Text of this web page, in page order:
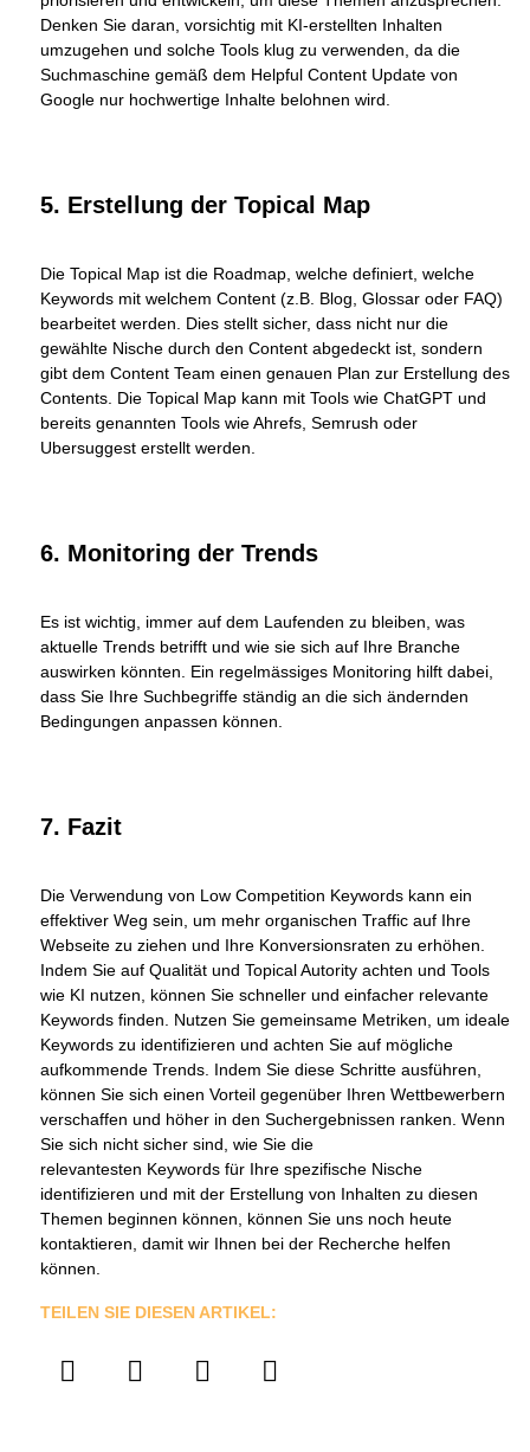
Denken Sie daran, vorsichtig mit KI-erstellten Inhalten
umzugehen und solche Tools klug zu verwenden, da die
Suchmaschine gemäß dem Helpful Content Update von
Google nur hochwertige Inhalte belohnen wird.
5. Erstellung der Topical Map
Die Topical Map ist die Roadmap, welche definiert, welche
Keywords mit welchem Content (z.B. Blog, Glossar oder FAQ)
bearbeitet werden. Dies stellt sicher, dass nicht nur die
gewählte Nische durch den Content abgedeckt ist, sondern
gibt dem Content Team einen genauen Plan zur Erstellung des
Contents. Die Topical Map kann mit Tools wie ChatGPT und
bereits genannten Tools wie Ahrefs, Semrush oder
Ubersuggest erstellt werden.
6. Monitoring der Trends
Es ist wichtig, immer auf dem Laufenden zu bleiben, was
aktuelle Trends betrifft und wie sie sich auf Ihre Branche
auswirken könnten. Ein regelmässiges Monitoring hilft dabei,
dass Sie Ihre Suchbegriffe ständig an die sich ändernden
Bedingungen anpassen können.
7. Fazit
Die Verwendung von Low Competition Keywords kann ein
effektiver Weg sein, um mehr organischen Traffic auf Ihre
Webseite zu ziehen und Ihre Konversionsraten zu erhöhen.
Indem Sie auf Qualität und Topical Autority achten und Tools
wie KI nutzen, können Sie schneller und einfacher relevante
Keywords finden. Nutzen Sie gemeinsame Metriken, um ideale
Keywords zu identifizieren und achten Sie auf mögliche
aufkommende Trends. Indem Sie diese Schritte ausführen,
können Sie sich einen Vorteil gegenüber Ihren Wettbewerbern
verschaffen und höher in den Suchergebnissen ranken. Wenn
Sie sich nicht sicher sind, wie Sie die
relevantesten Keywords für Ihre spezifische Nische
identifizieren und mit der Erstellung von Inhalten zu diesen
Themen beginnen können, können Sie uns noch heute
kontaktieren, damit wir Ihnen bei der Recherche helfen
können.
TEILEN SIE DIESEN ARTIKEL: